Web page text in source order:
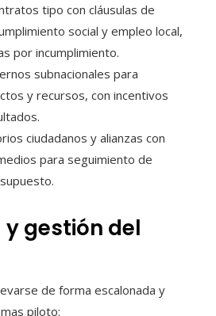
tipo con cláusulas de
social y empleo local,
por incumplimiento.
subnacionales para
y recursos, con incentivos
ciudadanos y alianzas con
para seguimiento de
y gestión del
de forma escalonada y
piloto: